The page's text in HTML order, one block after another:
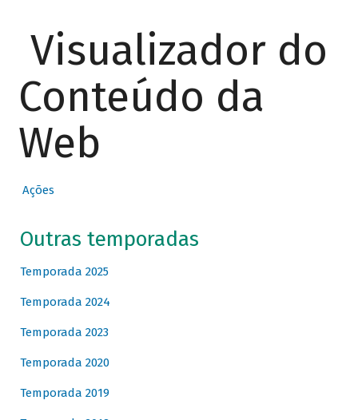
Visualizador do
Conteúdo da
Web
Ações
Outras temporadas
Temporada 2025
Temporada 2024
Temporada 2023
Temporada 2020
Temporada 2019